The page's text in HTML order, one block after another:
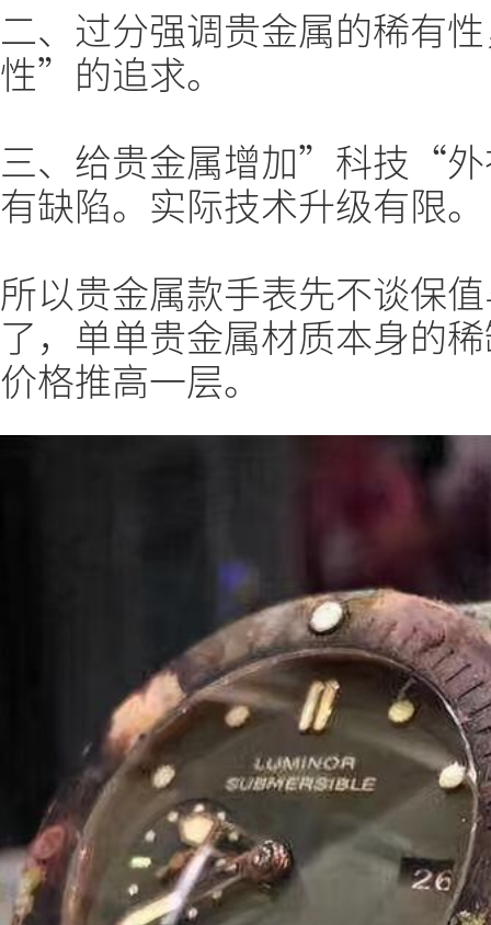
二、过分强调贵金属的稀有
性”的追求。
三、给贵金属增加”科技“外
有缺陷。实际技术升级有限。
所以贵金属款手表先不谈保
了，单单贵金属材质本身的
价格推高一层。